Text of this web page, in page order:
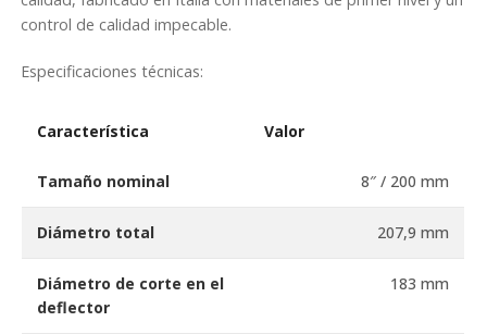
control de calidad impecable.
Especificaciones técnicas:
Característica Valor
Tamaño nominal 8″ / 200 mm
Diámetro total 207,9 mm
Diámetro de corte en el
deflector
183 mm